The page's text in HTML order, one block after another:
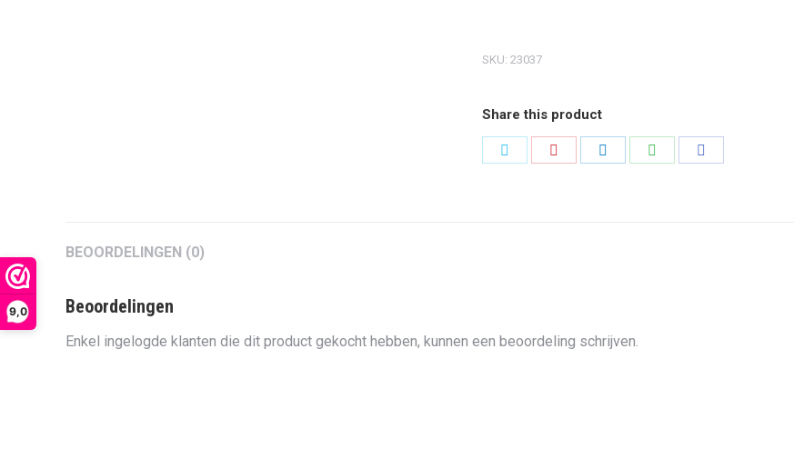
9,0
SKU: 23037
Share this product
BEOORDELINGEN (0)
Beoordelingen
Enkel ingelogde klanten die dit product gekocht hebben, kunnen een beoordeling schrijven.